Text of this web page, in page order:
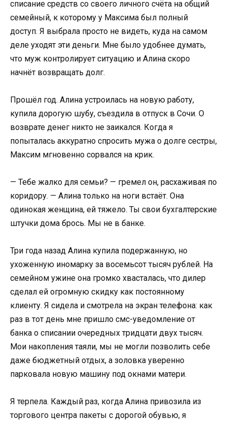
списание средств со своего личного счёта на общий
семейный, к которому у Максима был полный
доступ. Я выбрала просто не видеть, куда на самом
деле уходят эти деньги. Мне было удобнее думать,
что муж контролирует ситуацию и Алина скоро
начнёт возвращать долг.
Прошёл год. Алина устроилась на новую работу,
купила дорогую шубу, съездила в отпуск в Сочи. О
возврате денег никто не заикался. Когда я
попыталась аккуратно спросить мужа о долге сестры,
Максим мгновенно сорвался на крик.
— Тебе жалко для семьи? — гремел он, расхаживая по
коридору. — Алина только на ноги встаёт. Она
одинокая женщина, ей тяжело. Ты свои бухгалтерские
штучки дома брось. Мы не в банке.
Три года назад Алина купила подержанную, но
ухоженную иномарку за восемьсот тысяч рублей. На
семейном ужине она громко хвасталась, что дилер
сделал ей огромную скидку как постоянному
клиенту. Я сидела и смотрела на экран телефона: как
раз в тот день мне пришло смс-уведомление от
банка о списании очередных тридцати двух тысяч.
Мои накопления таяли, мы не могли позволить себе
даже бюджетный отдых, а золовка уверенно
парковала новую машину под окнами матери.
Я терпела. Каждый раз, когда Алина привозила из
торгового центра пакеты с дорогой обувью, я